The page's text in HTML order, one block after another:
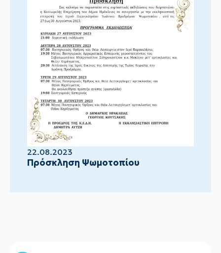
22.08.2023
Πρόσκληση Ψωμοτοπίου